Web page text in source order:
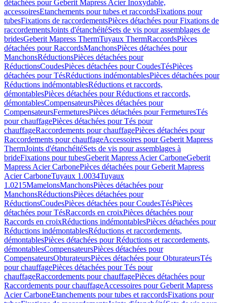
détachées pour Geberit Mapress Acier Inoxydable,
accessoiresEtanchements pour tubes et raccordsFixations pour
tubesFixations de raccordementsPièces détachées pour Fixations de
raccordementsJoints d'étanchéitéSets de vis pour assemblages de
bridesGeberit Mapress ThermTuyaux ThermRaccordsPièces
détachées pour RaccordsManchonsPièces détachées pour
ManchonsRéductionsPièces détachées pour
RéductionsCoudesPièces détachées pour CoudesTésPièces
détachées pour TésRéductions indémontablesPièces détachées pour
Réductions indémontablesRéductions et raccords,
démontablesPièces détachées pour Réductions et raccords,
démontablesCompensateursPièces détachées pour
CompensateursFermeturesPièces détachées pour FermeturesTés
pour chauffagePièces détachées pour Tés pour
chauffageRaccordements pour chauffagePièces détachées pour
Raccordements pour chauffageAccessoires pour Geberit Mapress
ThermJoints d'étanchéitéSets de vis pour assemblages à
brideFixations pour tubesGeberit Mapress Acier CarboneGeberit
Mapress Acier CarbonePièces détachées pour Geberit Mapress
Acier CarboneTuyaux 1.0034Tuyaux
1.0215MamelonsManchonsPièces détachées pour
ManchonsRéductionsPièces détachées pour
RéductionsCoudesPièces détachées pour CoudesTésPièces
détachées pour TésRaccords en croixPièces détachées pour
Raccords en croixRéductions indémontablesPièces détachées pour
Réductions indémontablesRéductions et raccordements,
démontablesPièces détachées pour Réductions et raccordements,
démontablesCompensateursPièces détachées pour
CompensateursObturateursPièces détachées pour ObturateursTés
pour chauffagePièces détachées pour Tés pour
chauffageRaccordements pour chauffagePièces détachées pour
Raccordements pour chauffageAccessoires pour Geberit Mapress
Acier CarboneEtanchements pour tubes et raccordsFixations pour